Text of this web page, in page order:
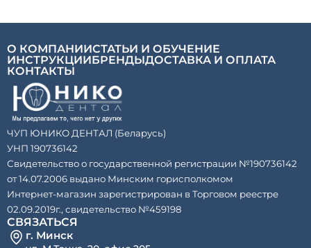
О КОМПАНИИСТАТЬИ И ОБУЧЕНИЕ
ИНСТРУКЦИИБРЕНДЫДОСТАВКА И ОПЛАТА
КОНТАКТЫ
ЧУП ЮНИКО ДЕНТАЛ (Беларусь)
УНП 190736142
Свидетельство о государственной регистрации №190736142
от 14.07.2006 выдано Минским горисполкомом
Интернет-магазин зарегистрирован в Торговом реестре
02.09.2019г., свидетельство №459198
СВЯЗАТЬСЯ
г. Минск